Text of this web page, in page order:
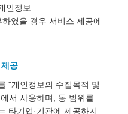
인정보
였을 경우 서비스 제공에
공
"개인정보의 수집목적 및
서 사용하며, 동 범위를
타기업·기관에 제공하지